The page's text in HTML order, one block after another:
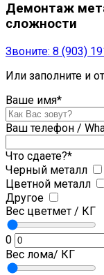
Демонтаж
сложности
Звоните: 8 (903)
Или заполните и
Ваше имя*
Ваш телефон /
Что сдаете?*
Черный металл
Цветной металл
Другое
Вес цветмет / КГ
0
Вес лома/ КГ